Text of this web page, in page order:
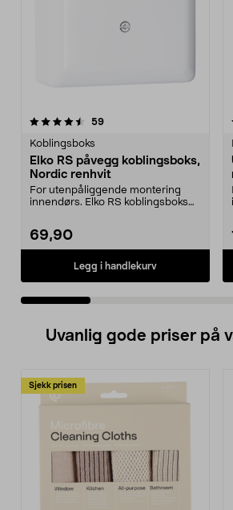
59anmeldelser
Koblingsboks
Elko RS påvegg koblingsboks,
Nordic renhvit
For utenpåliggende montering
innendørs. Elko RS koblingsboks
69,90
Legg i handlekurv
4.5 av 5 stjerner
Uvanlig gode priser på
Sjekk prisen